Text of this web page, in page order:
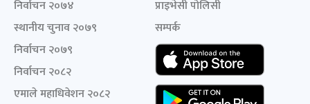
निर्वाचन २०७४
स्थानीय चुनाव २०७९
निर्वाचन २०७९
निर्वाचन २०८२
एमाले महाधिवेशन २०८२
प्राइभेसी पोलिसी
सम्पर्क